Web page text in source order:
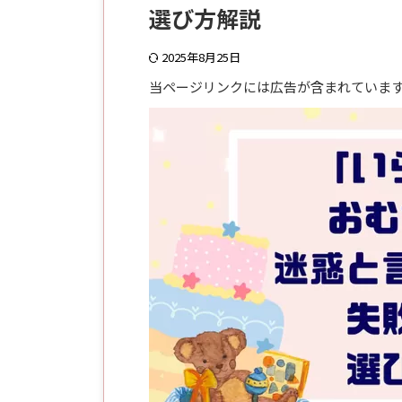
選び方解説
2025年8月25日
当ページリンクには広告が含まれていま